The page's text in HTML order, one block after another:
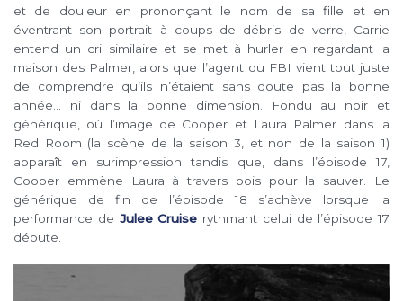
et de douleur en prononçant le nom de sa fille et en
éventrant son portrait à coups de débris de verre, Carrie
entend un cri similaire et se met à hurler en regardant la
maison des Palmer, alors que l’agent du FBI vient tout juste
de comprendre qu’ils n’étaient sans doute pas la bonne
année… ni dans la bonne dimension. Fondu au noir et
générique, où l’image de Cooper et Laura Palmer dans la
Red Room (la scène de la saison 3, et non de la saison 1)
apparaît en surimpression tandis que, dans l’épisode 17,
Cooper emmène Laura à travers bois pour la sauver. Le
générique de fin de l’épisode 18 s’achève lorsque la
performance de Julee Cruise rythmant celui de l’épisode 17
débute.